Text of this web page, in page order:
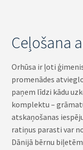
Ceļošana
Orhūsa ir ļoti
promenādes
paņem līdzi kādu
komplektu –
atskaņošanas
ratiņus parasti var
Dānijā bērnu